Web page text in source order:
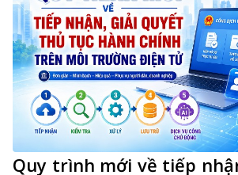
Quy trình mới về tiếp